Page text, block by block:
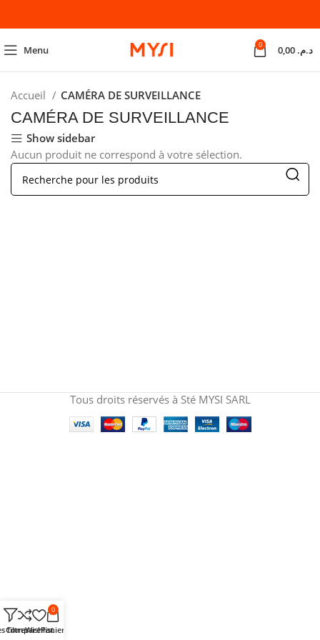
Menu 0 د.م.
Accueil CAMÉRA DE SURVEILLANCE
CAMÉRA DE SURVEILLANCE
Show sidebar
Aucun produit ne correspond à votre sélection.
Tous droits réservés à Sté MYSI SARL
filtres
Comparer
Wishlist
0
Panier